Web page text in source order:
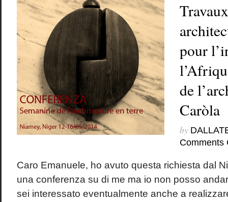
pour
de
Caròla
by
Comments
Caro Emanuele, ho avuto questa richiesta dal
una conferenza su di me ma io non posso
sei interessato eventualmente anche a